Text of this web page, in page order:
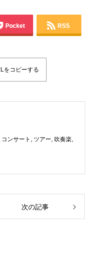
Pocket RSS
をコピーする
コンサート , ツアー, 吹奏楽,
次の記事